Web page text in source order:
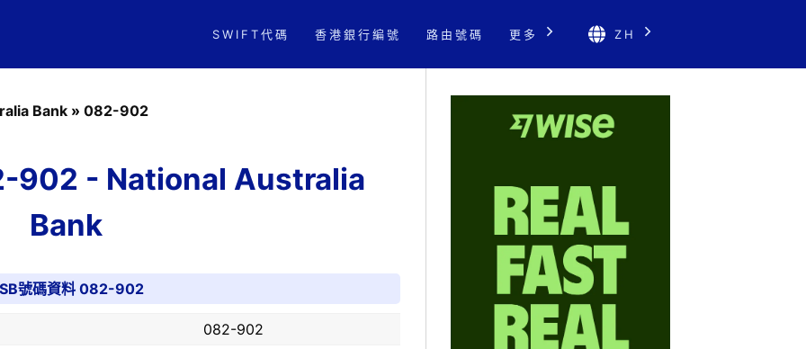
SWIFT代碼 香港銀行編號 路由號碼 更多 ZH
Bank » 082-902
902 - National Australia
Bank
號碼資料 082-902
082-902